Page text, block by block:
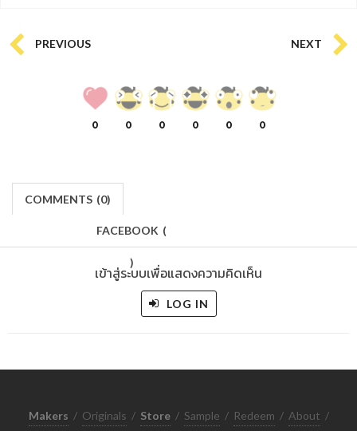
PREVIOUS NEXT
0 0 0 0 0 0
COMMENTS (0)
FACEBOOK (
)
เข้าสู่ระบบเพื่อแสดงความคิดเห็น
LOG IN
Makers / Originals / Store / Sample / Redeem / About /